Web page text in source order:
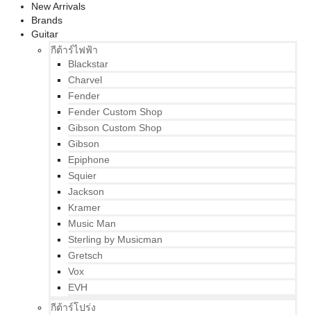
New Arrivals
Brands
Guitar
กีต้าร์ไฟฟ้า
Blackstar
Charvel
Fender
Fender Custom Shop
Gibson Custom Shop
Gibson
Epiphone
Squier
Jackson
Kramer
Music Man
Sterling by Musicman
Gretsch
Vox
EVH
กีต้าร์โปร่ง